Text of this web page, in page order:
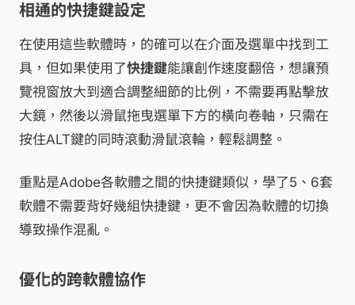
相通的快捷鍵設定
在使用這些軟體時，的確可以在介面及選單中找到工
具，但如果使用了快捷鍵能讓創作速度翻倍，想讓預
覽視窗放大到適合調整細節的比例，不需要再點擊放
大鏡，然後以滑鼠拖曳選單下方的橫向卷軸，只需在
按住ALT鍵的同時滾動滑鼠滾輪，輕鬆調整。
重點是Adobe各軟體之間的快捷鍵類似，學了5、6套
軟體不需要背好幾組快捷鍵，更不會因為軟體的切換
導致操作混亂。
優化的跨軟體協作